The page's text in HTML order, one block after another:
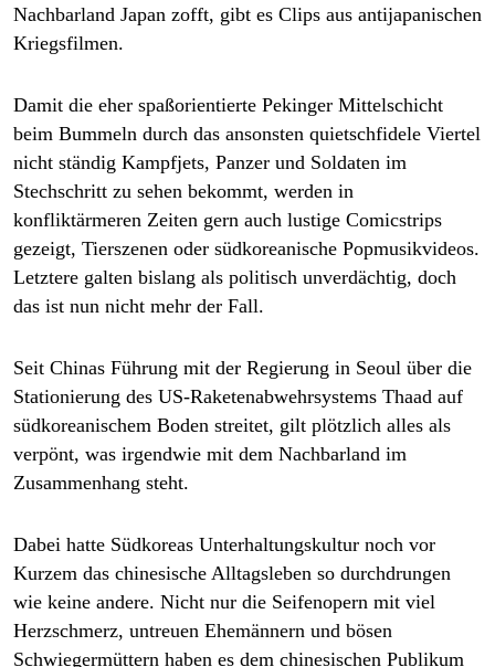
Nachbarland Japan zofft, gibt es Clips aus anti­japanischen
Kriegsfilmen.
Damit die eher spaßorientierte Pekinger Mittelschicht
beim Bummeln durch das ansonsten quietschfidele Viertel
nicht ständig Kampfjets, Panzer und Soldaten im
Stechschritt zu sehen bekommt, werden in
konfliktärmeren Zeiten gern auch lustige Comicstrips
gezeigt, Tierszenen oder süd­koreanische Popmusikvideos.
Letztere galten bislang als politisch unverdächtig, doch
das ist nun nicht mehr der Fall.
Seit Chinas Führung mit der Regierung in Seoul über die
Stationierung des US-Raketenabwehrsystems Thaad auf
südkoreanischem Boden streitet, gilt plötzlich alles als
verpönt, was irgendwie mit dem Nachbarland im
Zusammenhang steht.
Dabei hatte Südkoreas Unterhaltungskultur noch vor
Kurzem das chinesische Alltagsleben so durchdrungen
wie keine andere. Nicht nur die Seifenopern mit viel
Herzschmerz, untreuen Ehemännern und bösen
Schwiegermüttern haben es dem chinesischen Publikum